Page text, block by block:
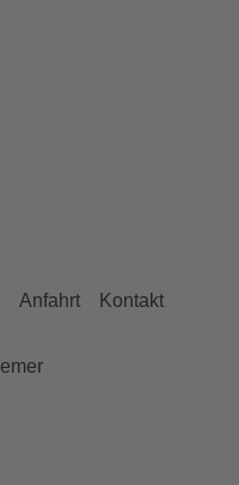
Anfahrt
Kontakt